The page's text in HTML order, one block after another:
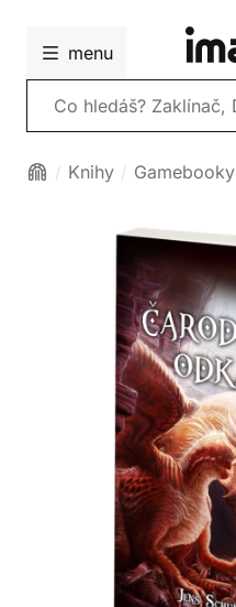
menu
Vyhledávání
Knihy Gamebooky